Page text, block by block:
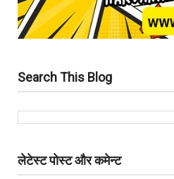
Search This Blog
लेटेस्ट पोस्ट और कमेन्ट